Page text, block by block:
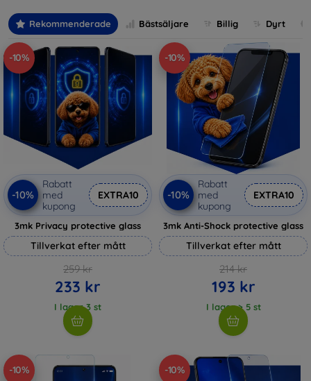
Rekommenderade Bästsäljare Billig Dyrt
-10%
-10%
Rabatt
med
kupong
EXTRA10
3mk Privacy protective glass
Tillverkat efter mått
259 kr
233 kr
I lager 3 st
-10%
-10%
Rabatt
med
kupong
EXTRA10
3mk Anti-Shock protective glass
Tillverkat efter mått
214 kr
193 kr
I lager > 5 st
-10% -10%